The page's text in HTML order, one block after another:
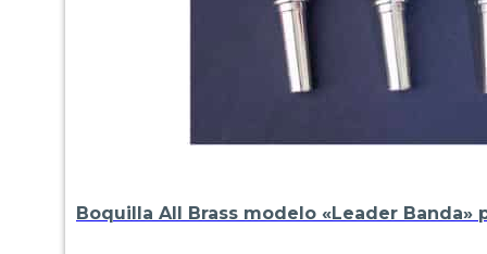
Boquilla All Brass modelo «Leader Banda»